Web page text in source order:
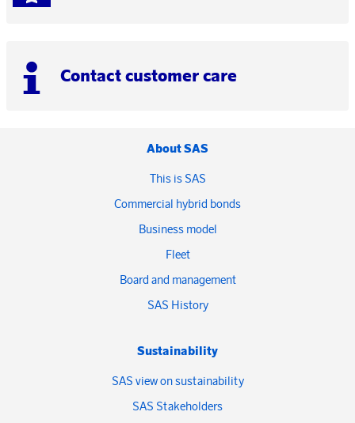
Contact customer care
About SAS
This is SAS
Commercial hybrid bonds
Business model
Fleet
Board and management
SAS History
Sustainability
SAS view on sustainability
SAS Stakeholders